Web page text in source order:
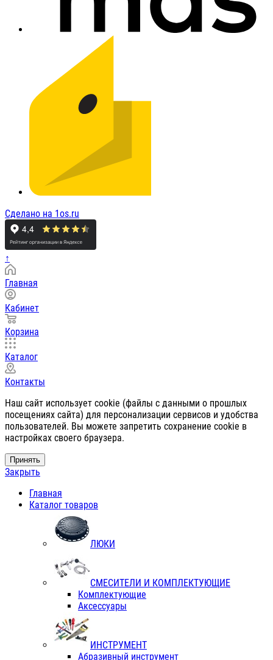
Сделано на 1os.ru
↑
Главная
Кабинет
Корзина
Каталог
Контакты
Наш сайт использует cookie (файлы с данными о прошлых
посещениях сайта) для персонализации сервисов и удобства
пользователей. Вы можете запретить сохранение cookie в
настройках своего браузера.
Принять
Закрыть
Главная
Каталог товаров
ЛЮКИ
СМЕСИТЕЛИ И КОМПЛЕКТУЮЩИЕ
Комплектующие
Аксессуары
ИНСТРУМЕНТ
Абразивный инструмент